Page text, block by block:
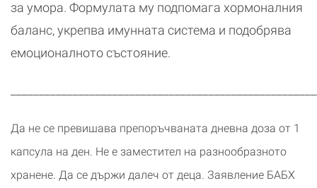
за умора. Формулата му подпомага хормоналния
баланс, укрепва имунната система и подобрява
емоционалното състояние.
Да не се превишава препоръчваната дневна доза от 1
капсула на ден. Не е заместител на разнообразното
хранене. Да се държи далеч от деца. Заявление БАБХ